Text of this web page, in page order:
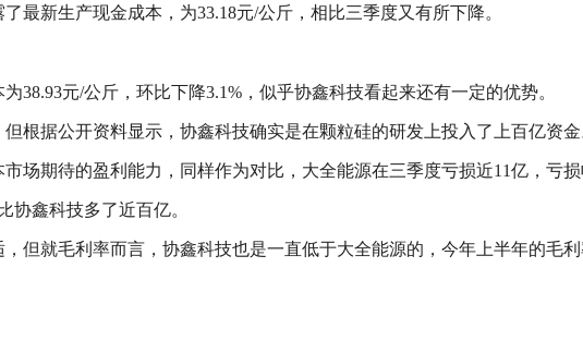
最新生产现金成本，为33.18元/公斤，相比三季度又有所下降。
38.93元/公斤，环比下降3.1%，似乎协鑫科技看起来还有一定的优势。
根据公开资料显示，协鑫科技确实是在颗粒硅的研发上投入了上百亿资金
场期待的盈利能力，同样作为对比，大全能源在三季度亏损近11亿，亏
协鑫科技多了近百亿。
但就毛利率而言，协鑫科技也是一直低于大全能源的，今年上半年的毛利